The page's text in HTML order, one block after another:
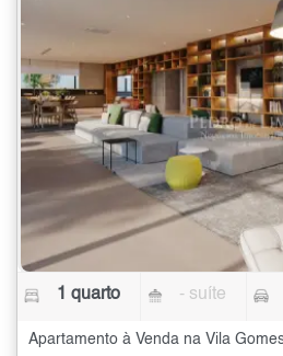
1 quarto - suíte